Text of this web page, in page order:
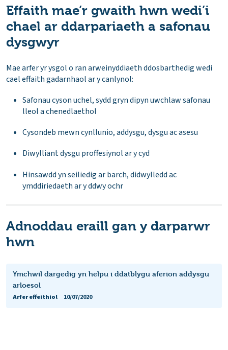
Effaith mae’r gwaith hwn wedi’i
chael ar ddarpariaeth a safonau
dysgwyr
Mae arfer yr ysgol o ran arweinyddiaeth ddosbarthedig wedi
cael effaith gadarnhaol ar y canlynol:
Safonau cyson uchel, sydd gryn dipyn uwchlaw safonau
lleol a chenedlaethol
Cysondeb mewn cynllunio, addysgu, dysgu ac asesu
Diwylliant dysgu proffesiynol ar y cyd
Hinsawdd yn seiliedig ar barch, didwylledd ac
ymddiriedaeth ar y ddwy ochr
Adnoddau eraill gan y darparwr
hwn
Ymchwil dargedig yn helpu i ddatblygu aferion addysgu
arloesol
Arfer effeithiol
10/07/2020